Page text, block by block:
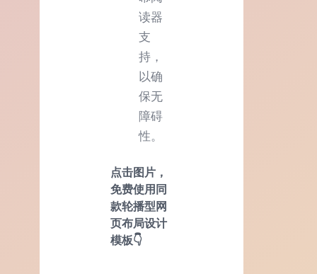
读器
支
持，
以确
保无
障碍
性。
点击图片，
免费使用同
款轮播型网
页布局设计
模板👇